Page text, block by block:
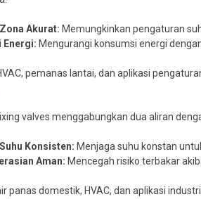
Akurat: Memungkinkan pengaturan
Energi: Mengurangi konsumsi energi
pemanas lantai, dan aplikasi
valves menggabungkan dua aliran
Konsisten: Menjaga suhu konstan
Aman: Mencegah risiko terbakar
panas domestik, HVAC, dan aplikasi industri.